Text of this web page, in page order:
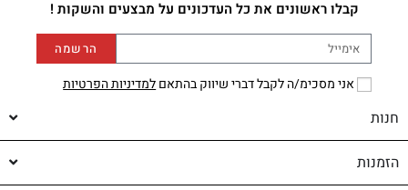
קבלו ראשונים את כל העדכונים על מבצעים והשקות !
אני מסכימ/ה לקבל דברי שיווק בהתאםלמדיניות הפרטיות
הרשמה
חנות
הזמנות